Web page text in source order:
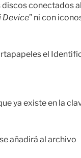
discos conectados
Device” ni con
el
ya existe en la
añadirá al archivo